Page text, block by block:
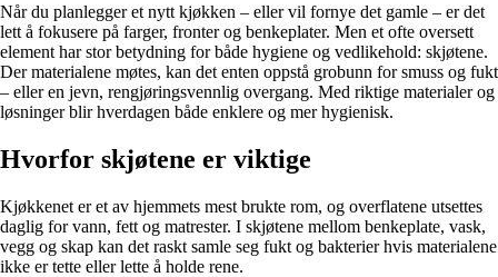
Når du planlegger et nytt kjøkken – eller vil fornye det gamle – er det
lett å fokusere på farger, fronter og benkeplater. Men et ofte oversett
element har stor betydning for både hygiene og vedlikehold: skjøtene.
Der materialene møtes, kan det enten oppstå grobunn for smuss og fukt
– eller en jevn, rengjøringsvennlig overgang. Med riktige materialer og
løsninger blir hverdagen både enklere og mer hygienisk.
Hvorfor skjøtene er viktige
Kjøkkenet er et av hjemmets mest brukte rom, og overflatene utsettes
daglig for vann, fett og matrester. I skjøtene mellom benkeplate, vask,
vegg og skap kan det raskt samle seg fukt og bakterier hvis materialene
ikke er tette eller lette å holde rene.